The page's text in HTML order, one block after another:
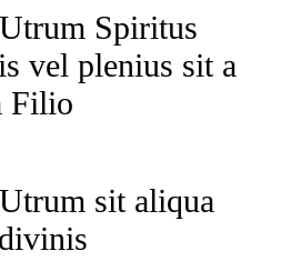
Utrum Spiritus
vel plenius sit a
Filio
Utrum sit aliqua